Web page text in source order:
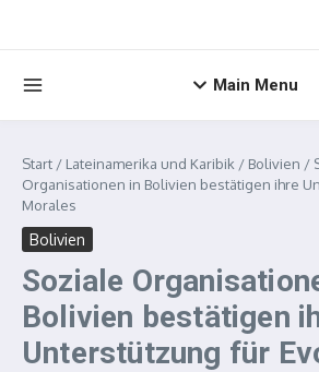
Main Menu
Start / Lateinamerika und Karibik / Bolivien /
Organisationen in Bolivien bestätigen ihre
Morales
Bolivien
Soziale
Bolivien bestätigen
Unterstützung für